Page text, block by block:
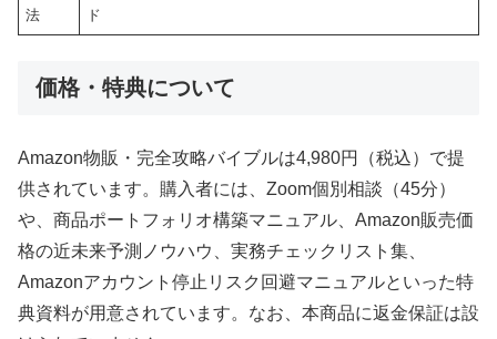
法
ド
価格・特典について
Amazon物販・完全攻略バイブルは4,980円（税込）で提
供されています。購入者には、Zoom個別相談（45分）
や、商品ポートフォリオ構築マニュアル、Amazon販売価
格の近未来予測ノウハウ、実務チェックリスト集、
Amazonアカウント停止リスク回避マニュアルといった特
典資料が用意されています。なお、本商品に返金保証は設